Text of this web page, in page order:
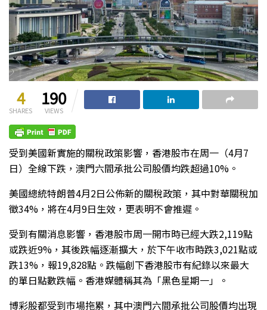
4
SHARES
190
VIEWS
受到美國新實施的關稅政策影響，香港股市在周一（4月7
日）全線下跌，澳門六間承批公司股價均跌超過10%。
美國總統特朗普4月2日公佈新的關稅政策，其中對華關稅加
徵34%，將在4月9日生效，更表明不會推遲。
受到有關消息影響，香港股市周一開市時已經大跌2,119點
或跌近9%，其後跌幅逐漸擴大，於下午收市時跌3,021點或
跌13%，報19,828點。跌幅創下香港股市有紀錄以來最大
的單日點數跌幅。香港媒體稱其為「黑色星期一」。
博彩股都受到市場拖累，其中澳門六間承批公司股價均出現